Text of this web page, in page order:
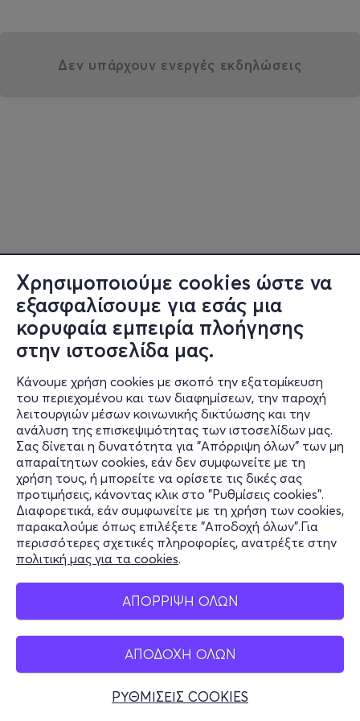
Χρησιμοποιούμε cookies ώστε να
εξασφαλίσουμε για εσάς μια
κορυφαία εμπειρία πλοήγησης
στην ιστοσελίδα μας.
Κάνουμε χρήση cookies με σκοπό την εξατομίκευση
του περιεχομένου και των διαφημίσεων, την παροχή
λειτουργιών μέσων κοινωνικής δικτύωσης και την
ανάλυση της επισκεψιμότητας των ιστοσελίδων μας.
Σας δίνεται η δυνατότητα για "Απόρριψη όλων" των μη
απαραίτητων cookies, εάν δεν συμφωνείτε με τη
χρήση τους, ή μπορείτε να ορίσετε τις δικές σας
προτιμήσεις, κάνοντας κλικ στο "Ρυθμίσεις cookies".
Διαφορετικά, εάν συμφωνείτε με τη χρήση των cookies,
παρακαλούμε όπως επιλέξετε "Αποδοχή όλων".Για
περισσότερες σχετικές πληροφορίες, ανατρέξτε στην
πολιτική μας για τα cookies.
ΑΠΟΡΡΙΨΗ ΟΛΩΝ
ΑΠΟΔΟΧΗ ΟΛΩΝ
ΡΥΘΜΙΣΕΙΣ COOKIES
Δεν υπάρχουν ενεργές εκδηλώσεις